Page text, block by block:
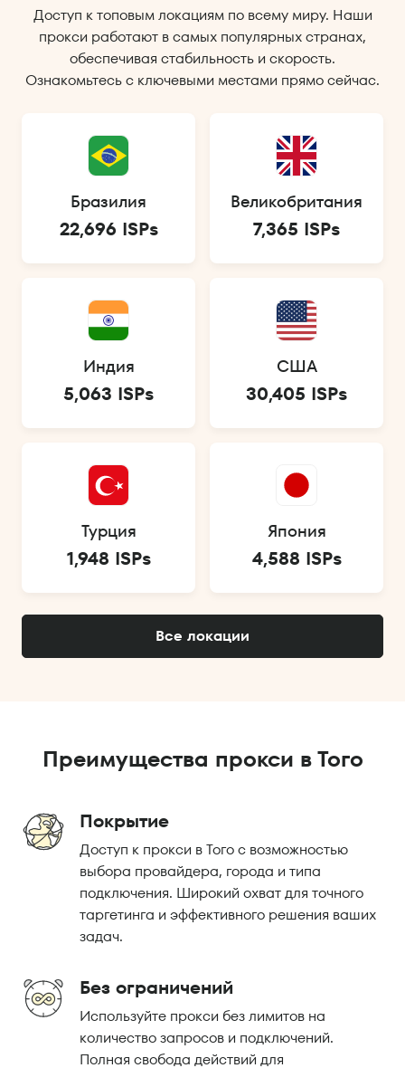
Доступ к топовым локациям по всему миру. Наши
прокси работают в самых популярных странах,
обеспечивая стабильность и скорость.
Ознакомьтесь с ключевыми местами прямо сейчас.
Бразилия
22,696 ISPs
Великобритания
7,365 ISPs
Индия
5,063 ISPs
США
30,405 ISPs
Турция
1,948 ISPs
Япония
4,588 ISPs
Все локации
Преимущества прокси в Того
Покрытие
Доступ к прокси в Того с возможностью
выбора провайдера, города и типа
подключения. Широкий охват для точного
таргетинга и эффективного решения ваших
задач.
Без ограничений
Используйте прокси без лимитов на
количество запросов и подключений.
Полная свобода действий для